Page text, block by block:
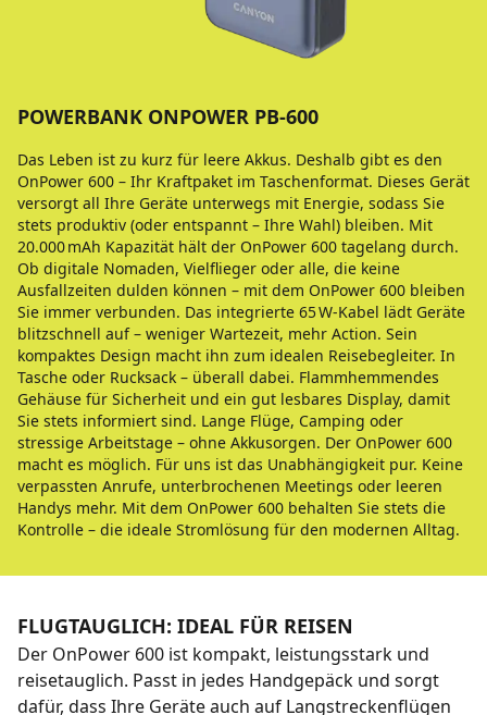
POWERBANK ONPOWER PB-600
Das Leben ist zu kurz für leere Akkus. Deshalb gibt es den
OnPower 600 – Ihr Kraftpaket im Taschenformat. Dieses Gerät
versorgt all Ihre Geräte unterwegs mit Energie, sodass Sie
stets produktiv (oder entspannt – Ihre Wahl) bleiben. Mit
20.000 mAh Kapazität hält der OnPower 600 tagelang durch.
Ob digitale Nomaden, Vielflieger oder alle, die keine
Ausfallzeiten dulden können – mit dem OnPower 600 bleiben
Sie immer verbunden. Das integrierte 65 W-Kabel lädt Geräte
blitzschnell auf – weniger Wartezeit, mehr Action. Sein
kompaktes Design macht ihn zum idealen Reisebegleiter. In
Tasche oder Rucksack – überall dabei. Flammhemmendes
Gehäuse für Sicherheit und ein gut lesbares Display, damit
Sie stets informiert sind. Lange Flüge, Camping oder
stressige Arbeitstage – ohne Akkusorgen. Der OnPower 600
macht es möglich. Für uns ist das Unabhängigkeit pur. Keine
verpassten Anrufe, unterbrochenen Meetings oder leeren
Handys mehr. Mit dem OnPower 600 behalten Sie stets die
Kontrolle – die ideale Stromlösung für den modernen Alltag.
FLUGTAUGLICH: IDEAL FÜR REISEN
Der OnPower 600 ist kompakt, leistungsstark und
reisetauglich. Passt in jedes Handgepäck und sorgt
dafür, dass Ihre Geräte auch auf Langstreckenflügen